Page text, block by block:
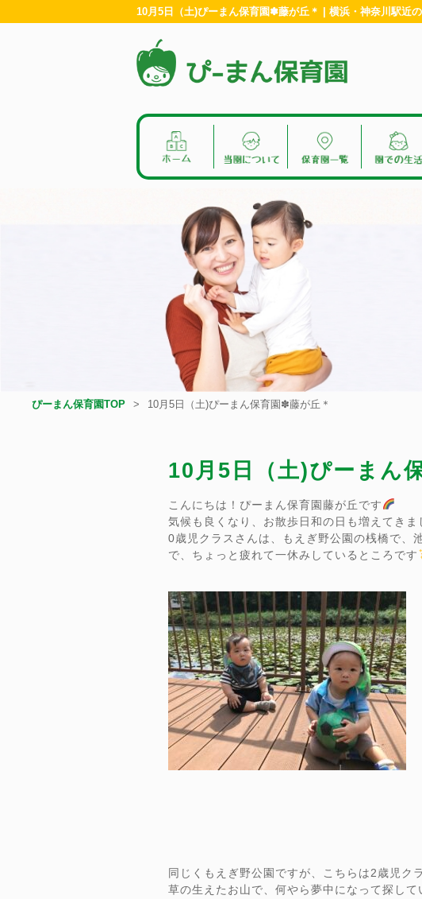
10月5日（土)ぴーまん保育園✽藤が丘＊ | 横浜・神奈川駅近
ぴーまん保育園TOP 10月5日（土)ぴーまん保育園✽藤が丘＊
10月5日（土)ぴーまん
こんにちは！ぴーまん保育園藤が丘です
気候も良くなり、お散歩日和の日も増えてきま
0歳児クラスさんは、もえぎ野公園の桟橋で、
で、ちょっと疲れて一休みしているところです
同じくもえぎ野公園ですが、こちらは2歳児ク
草の生えたお山で、何やら夢中になって探して